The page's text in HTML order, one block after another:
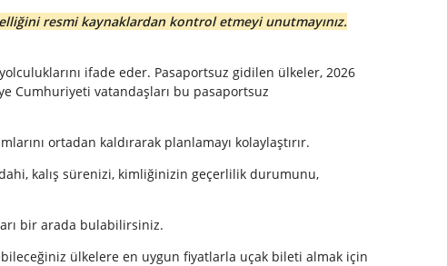
resmi kaynaklardan kontrol etmeyi unutmayınız.
ifade eder. Pasaportsuz gidilen ülkeler, 2026
Cumhuriyeti vatandaşları bu pasaportsuz
ortadan kaldırarak planlamayı kolaylaştırır.
kalış sürenizi, kimliğinizin geçerlilik durumunu,
bir arada bulabilirsiniz.
ülkelere en uygun fiyatlarla uçak bileti almak için